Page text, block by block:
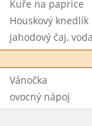
Kuře na paprice
Houskový knedlík
jahodový čaj,
Vánočka
ovocný nápoj